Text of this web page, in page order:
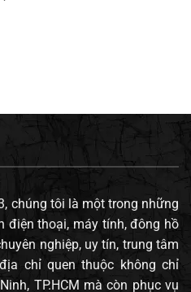
chúng tôi là một trong những
điện thoại, máy tính, đông hồ
nghiệp, uy tín, trung tâm
chỉ quen thuộc không chỉ
TP.HCM mà còn phục vụ